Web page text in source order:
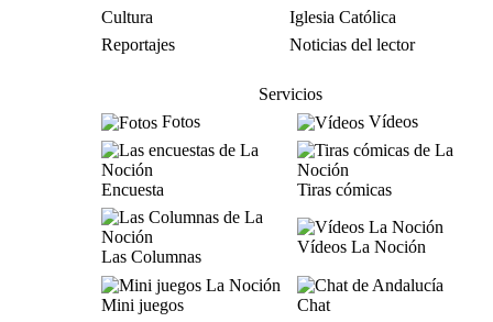
Cultura
Iglesia Católica
Reportajes
Noticias del lector
Servicios
Fotos
Vídeos
Encuesta Tiras cómicas
Las Columnas
Vídeos La Noción
Mini juegos
Chat